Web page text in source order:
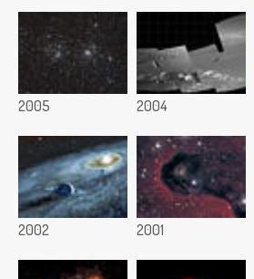
2005 2004
2002 2001